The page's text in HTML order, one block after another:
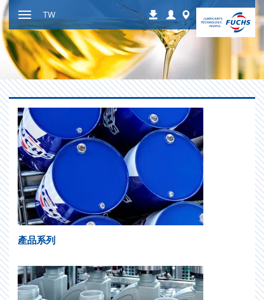
跳
到
内
容
显
示
或
隐
藏
导
航
下
载
Login Worldwide
TW
產品系列